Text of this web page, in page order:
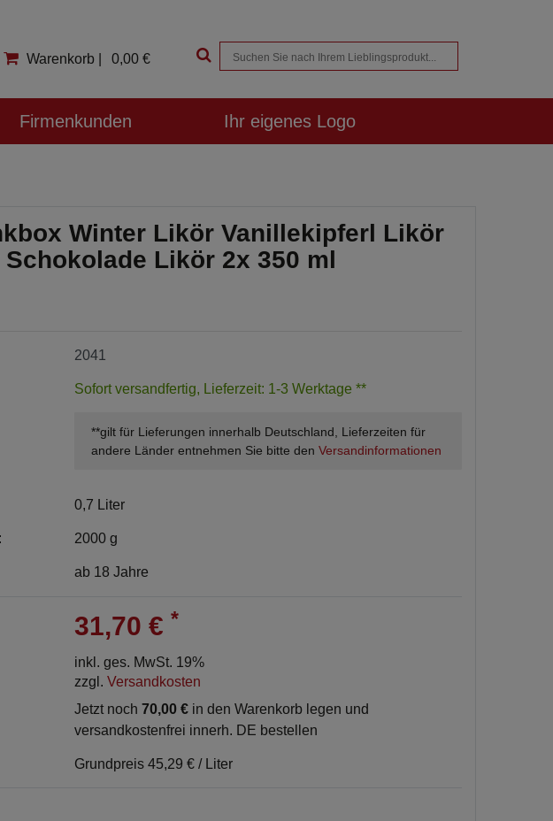
Warenkorb | 0,00 €
Firmenkunden Ihr eigenes Logo
Winter Likör Vanillekipferl Likör
Schokolade Likör 2x 350 ml
2041
Sofort versandfertig, Lieferzeit: 1-3 Werktage **
**gilt für Lieferungen innerhalb Deutschland, Lieferzeiten für
andere Länder entnehmen Sie bitte den Versandinformationen
0,7 Liter
2000 g
ab 18 Jahre
31,70 € *
inkl. ges. MwSt. 19%
zzgl. Versandkosten
Jetzt noch 70,00 € in den Warenkorb legen und
versandkostenfrei innerh. DE bestellen
Grundpreis 45,29 € / Liter